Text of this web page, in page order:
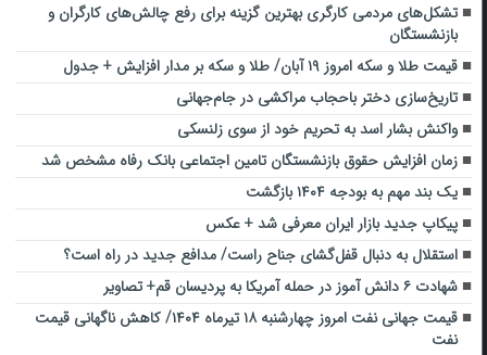
تشکل‌های مردمی کارگری بهترین گزینه برای رفع چالش‌های کارگران و
بازنشستگان
قیمت طلا و سکه امروز ۱۹ آبان/ طلا و سکه بر مدار افزایش + جدول
تاریخ‌سازی دختر باحجاب مراکشی در جام‌جهانی
واکنش بشار اسد به تحریم خود از سوی زلنسکی
زمان افزایش حقوق بازنشستگان تامین اجتماعی بانک رفاه مشخص شد
یک بند مهم به بودجه ۱۴۰۴ بازگشت
پیکاپ جدید بازار ایران معرفی شد + عکس
استقلال به دنبال قفل‌گشای جناح راست/ مدافع جدید در راه است؟
شهادت ۶ دانش آموز در حمله آمریکا به پردیسان قم+ تصاویر
قیمت جهانی نفت امروز چهارشنبه ۱۸ تیرماه ۱۴۰۴/ کاهش ناگهانی قیمت
نفت